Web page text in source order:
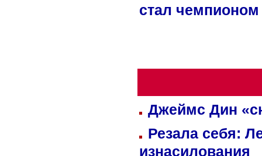
стал
Джеймс Дин
Резала себя: